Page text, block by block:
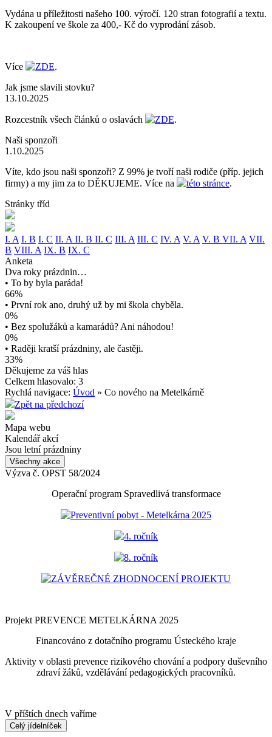
Vydána u příležitosti našeho 100. výročí. 120 stran fotografií a textu.
K zakoupení ve škole za 400,- Kč do vyprodání zásob.
Více ZDE.
Jak jsme slavili stovku?
13.10.2025
Rozcestník všech článků o oslavách ZDE.
Naši sponzoři
1.10.2025
Víte, kdo jsou naši sponzoři? Z 99% je tvoří naši rodiče (příp. jejich
firmy) a my jim za to DĚKUJEME. Více na
této stránce.
Stránky tříd
I. A I. B I. C II. A II. B II. C III. A III. C IV. A V. A V. B VII. A VII.
B VIII. A IX. B IX. C
Anketa
Dva roky prázdnin…
• To by byla paráda!
66%
• První rok ano, druhý už by mi škola chyběla.
0%
• Bez spolužáků a kamarádů? Ani náhodou!
0%
• Raději kratší prázdniny, ale častěji.
33%
Děkujeme za váš hlas
Celkem hlasovalo: 3
Rychlá navigace: Úvod » Co nového na Metelkárně
Zpět na předchozí
Mapa webu
Kalendář akcí
Jsou letní prázdniny
Všechny akce
Výzva č. OPST 58/2024
Operační program Spravedlivá transformace
Preventivní pobyt - Metelkárna 2025
4. ročník
8. ročník
ZÁVĚREČNÉ ZHODNOCENÍ PROJEKTU
Projekt PREVENCE METELKÁRNA 2025
Financováno z dotačního programu Ústeckého kraje
Aktivity v oblasti prevence rizikového chování a podpory duševního
zdraví žáků, vzdělávání pedagogických pracovníků.
V příštích dnech vaříme
Celý jídelníček